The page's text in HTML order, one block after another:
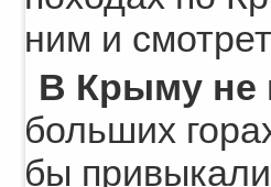
ним и
В Крыму не
больших
бы